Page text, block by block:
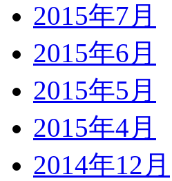
2015年7月
2015年6月
2015年5月
2015年4月
2014年12月